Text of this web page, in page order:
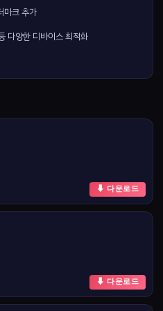
마크 추가
다양한 디바이스 최적화
⬇ 다운로드
⬇ 다운로드